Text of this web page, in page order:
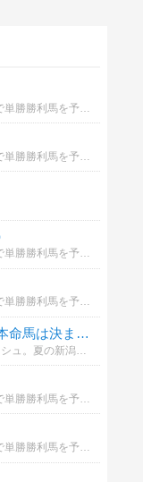
ブログで競馬大予想2026です。皆さんで単勝勝利馬を予想しましょう。優勝者には景品進呈。ルールは→https://ameblo.jp/2-mix-keiba/entry-12880871148.html
ブログで競馬大予想2026です。皆さんで単勝勝利馬を予想しましょう。優勝者には景品進呈。ルールは→https://ameblo.jp/2-mix-keiba/entry-12880871148.html
ブログで競馬大予想2026です。皆さんで単勝勝利馬を予想しましょう。優勝者には景品進呈。ルールは→https://ameblo.jp/2-mix-keiba/entry-12880871148.html
Ｇ３アイビスサマーダッシュの本命馬は決まった？
ブログで競馬大予想2026です。皆さんで単勝勝利馬を予想しましょう。優勝者には景品進呈。ルールは→https://ameblo.jp/2-mix-keiba/entry-12880871148.html